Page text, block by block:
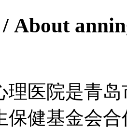
/ About
理医院是青
保健基金会